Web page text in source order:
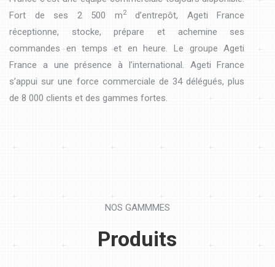
Fort de ses 2 500 m2d’entrepôt, Ageti France
réceptionne, stocke, prépare et achemine ses
commandes en temps et en heure. Le groupe Ageti
France a une présence à l’international. Ageti France
s’appui sur une force commerciale de 34 délégués, plus
de 8 000 clients et des gammes fortes.
NOS GAMMMES
Produits